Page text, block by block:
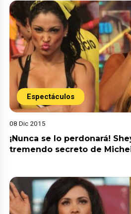
Espectáculos
08 Dic 2015
¡Nunca se lo perdonará!
tremendo secreto de